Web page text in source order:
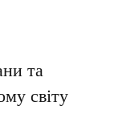
та
світу